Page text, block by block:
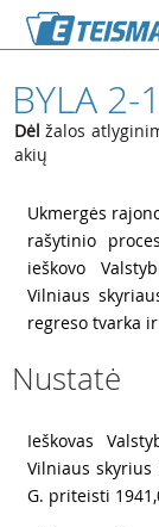
BYLA
Dėl žalos
akių
Ukmergės
rašytinio
ieškovo
Vilniaus
regreso tvarka
Nustatė
Ieškovas
Vilniaus skyrius
G. priteisti